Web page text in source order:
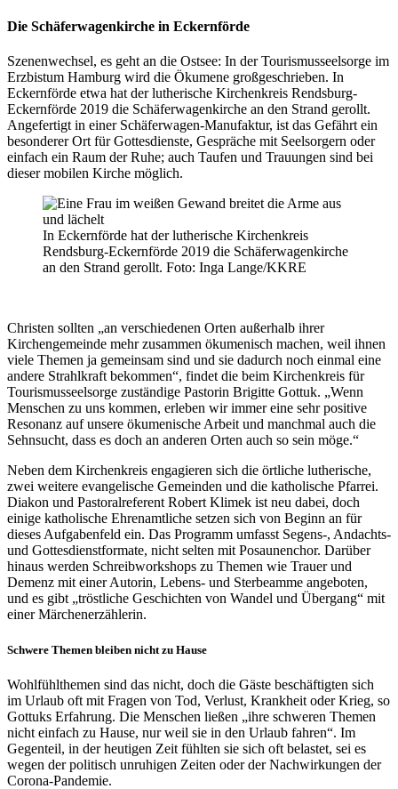
Die Schäferwagenkirche in Eckernförde
Szenenwechsel, es geht an die Ostsee: In der Tourismusseelsorge im
Erzbistum Hamburg wird die Ökumene großgeschrieben. In
Eckernförde etwa hat der lutherische Kirchenkreis Rendsburg-
Eckernförde 2019 die Schäferwagenkirche an den Strand gerollt.
Angefertigt in einer Schäferwagen-Manufaktur, ist das Gefährt ein
besonderer Ort für Gottesdienste, Gespräche mit Seelsorgern oder
einfach ein Raum der Ruhe; auch Taufen und Trauungen sind bei
dieser mobilen Kirche möglich.
In Eckernförde hat der lutherische Kirchenkreis
Rendsburg-Eckernförde 2019 die Schäferwagenkirche
an den Strand gerollt. Foto: Inga Lange/KKRE
Christen sollten „an verschiedenen Orten außerhalb ihrer
Kirchengemeinde mehr zusammen ökumenisch machen, weil ihnen
viele Themen ja gemeinsam sind und sie dadurch noch einmal eine
andere Strahlkraft bekommen“, findet die beim Kirchenkreis für
Tourismusseelsorge zuständige Pastorin Brigitte Gottuk. „Wenn
Menschen zu uns kommen, erleben wir immer eine sehr positive
Resonanz auf unsere ökumenische Arbeit und manchmal auch die
Sehnsucht, dass es doch an anderen Orten auch so sein möge.“
Neben dem Kirchenkreis engagieren sich die örtliche lutherische,
zwei weitere evangelische Gemeinden und die katholische Pfarrei.
Diakon und Pastoralreferent Robert Klimek ist neu dabei, doch
einige katholische Ehrenamtliche setzen sich von Beginn an für
dieses Aufgabenfeld ein. Das Programm umfasst Segens-, Andachts-
und Gottesdienstformate, nicht selten mit Posaunenchor. Darüber
hinaus werden Schreibworkshops zu Themen wie Trauer und
Demenz mit einer Autorin, Lebens- und Sterbeamme angeboten,
und es gibt „tröstliche Geschichten von Wandel und Übergang“ mit
einer Märchenerzählerin.
Schwere Themen bleiben nicht zu Hause
Wohlfühlthemen sind das nicht, doch die Gäste beschäftigten sich
im Urlaub oft mit Fragen von Tod, Verlust, Krankheit oder Krieg, so
Gottuks Erfahrung. Die Menschen ließen „ihre schweren Themen
nicht einfach zu Hause, nur weil sie in den Urlaub fahren“. Im
Gegenteil, in der heutigen Zeit fühlten sie sich oft belastet, sei es
wegen der politisch unruhigen Zeiten oder der Nachwirkungen der
Corona-Pandemie.